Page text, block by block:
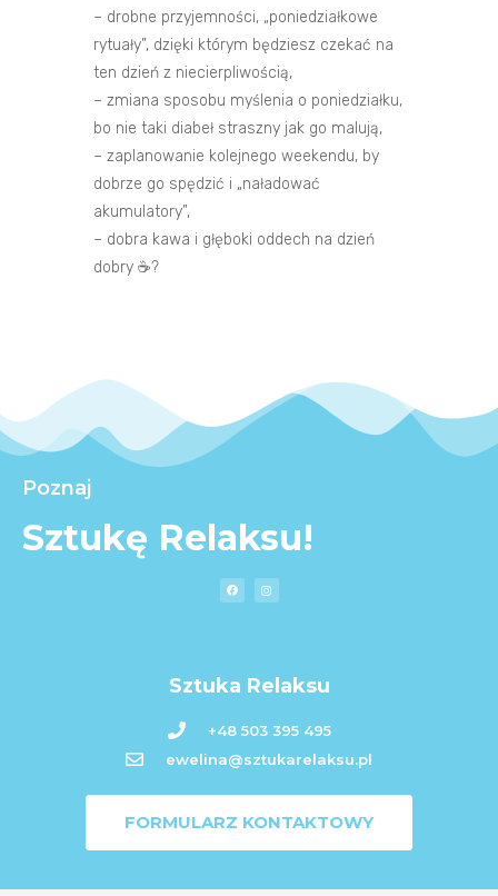
– drobne przyjemności, „poniedziałkowe
rytuały”, dzięki którym będziesz czekać na
ten dzień z niecierpliwością,
– zmiana sposobu myślenia o poniedziałku,
bo nie taki diabeł straszny jak go malują,
– zaplanowanie kolejnego weekendu, by
dobrze go spędzić i „naładować
akumulatory”,
– dobra kawa i głęboki oddech na dzień
dobry ☕️?
Poznaj
Sztukę Relaksu!
Sztuka Relaksu
+48 503 395 495
ewelina@sztukarelaksu.pl
FORMULARZ KONTAKTOWY